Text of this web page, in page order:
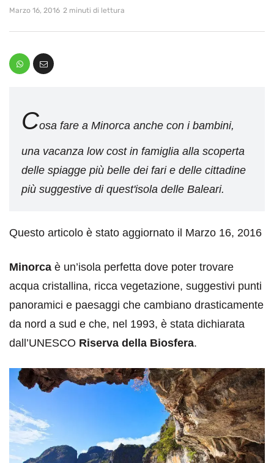
Marzo 16, 2016 2 minuti di lettura
Cosa fare a Minorca anche con i bambini,
una vacanza low cost in famiglia alla scoperta
delle spiagge più belle dei fari e delle cittadine
più suggestive di quest'isola delle Baleari.
Questo articolo è stato aggiornato il Marzo 16, 2016
Minorca è un’isola perfetta dove poter trovare
acqua cristallina, ricca vegetazione, suggestivi punti
panoramici e paesaggi che cambiano drasticamente
da nord a sud e che, nel 1993, è stata dichiarata
dall’UNESCO Riserva della Biosfera.